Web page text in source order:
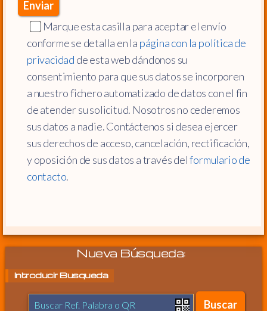
Marque esta casilla para aceptar el envío
conforme se detalla en la página con la política de
privacidad de esta web dándonos su
consentimiento para que sus datos se incorporen
a nuestro fichero automatizado de datos con el fin
de atender su solicitud. Nosotros no cederemos
sus datos a nadie. Contáctenos si desea ejercer
sus derechos de acceso, cancelación, rectificación,
y oposición de sus datos a través delformulario de
contacto.
Nueva Búsqueda:
Introducir Busqueda